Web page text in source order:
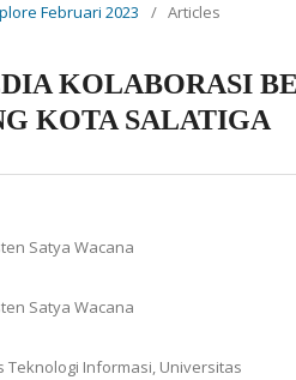
Februari 2023 / Articles
KOLABORASI
KOTA SALATIGA
Satya Wacana
Satya Wacana
Teknologi Informasi, Universitas